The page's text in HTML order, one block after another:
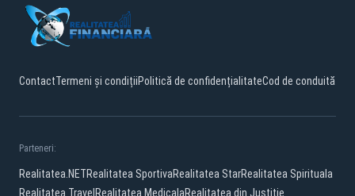
ContactTermeni și condițiiPolitică de confidențialitateCod de conduită
Parteneri:
Realitatea.NETRealitatea SportivaRealitatea StarRealitatea Spirituala
Realitatea Travel Realitatea MedicalaRealitatea din Justitie